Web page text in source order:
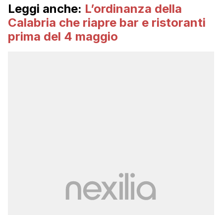
Leggi anche: L’ordinanza della
Calabria che riapre bar e ristoranti
prima del 4 maggio